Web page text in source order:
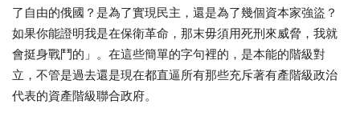
了自由的俄國？是為了實現民主，還是為了幾個資本家強盜？
如果你能證明我是在保衛革命，那末毋須用死刑來威脅，我就
會挺身戰鬥的」。在這些簡單的字句裡的，是本能的階級對
立，不管是過去還是現在都直逼所有那些充斥著有產階級政治
代表的資產階級聯合政府。